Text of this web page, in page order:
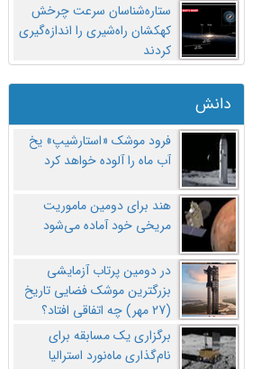
ستاره‌شناسان سرعت چرخش
کهکشان راه‌شیری را اندازه‌گیری
کردند
دانش
فرود موشک «استارشیپ» یخ
آب ماه را آلوده خواهد کرد
هند برای دومین ماموریت
مریخی خود آماده می‌شود
در دومین پرتاب آزمایشی
بزرگترین موشک فضایی تاریخ
(27 مهر‌) چه اتفاقی افتاد؟
برگزاری یک مسابقه برای
نام‌گذاری ماه‌نورد استرالیا